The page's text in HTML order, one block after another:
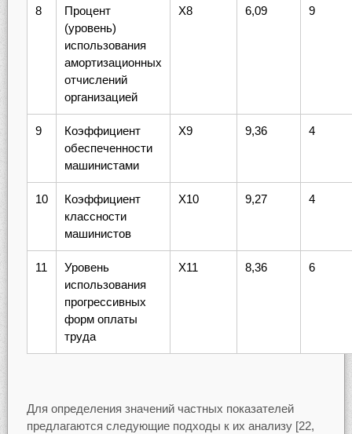
8
Процент
(уровень)
использования
амортизационных
отчислений
организацией
X8 6,09 9
9
Коэффициент
обеспеченности
машинистами
X9 9,36 4
10
Коэффициент
классности
машинистов
X10 9,27 4
11
Уровень
использования
прогрессивных
форм оплаты
труда
X11 8,36 6
Для определения значений частных показателей
предлагаются следующие подходы к их анализу [22,